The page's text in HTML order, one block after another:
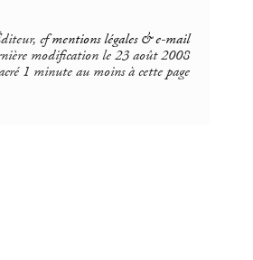
cfmentions légales & e-mail
modification le 23 août 2008
1 minute au moins à cette page